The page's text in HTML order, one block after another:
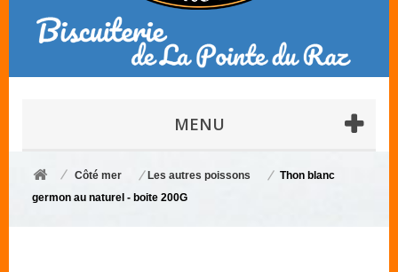
MENU
Côté mer Les autres poissons
Thon blanc
germon au naturel - boite 200G